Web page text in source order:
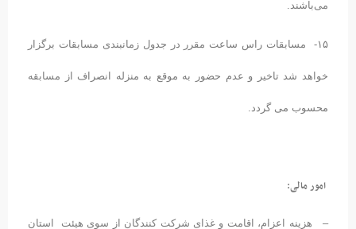
می‌باشند.
۱۵- مسابقات راس ساعت مقرر در جدول زمانبندی مسابقات برگزار
خواهد شد تاخیر و عدم حضور به موقع به منزله انصراف از مسابقه
محسوب می گردد.
 امور مالی:
– هزینه اعزام، اقامت و غذای شرکت کنندگان از سوی هیئت استان